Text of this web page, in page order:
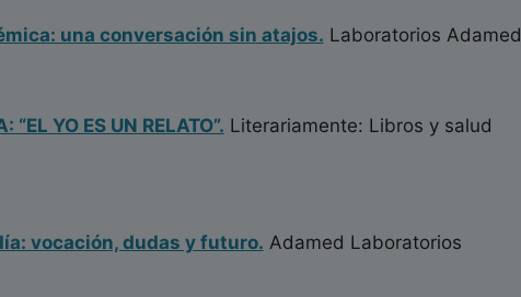
una conversación sin atajos. Laboratorios Adamed
“EL YO ES UN RELATO”. Literariamente: Libros y salud
vocación, dudas y futuro. Adamed Laboratorios